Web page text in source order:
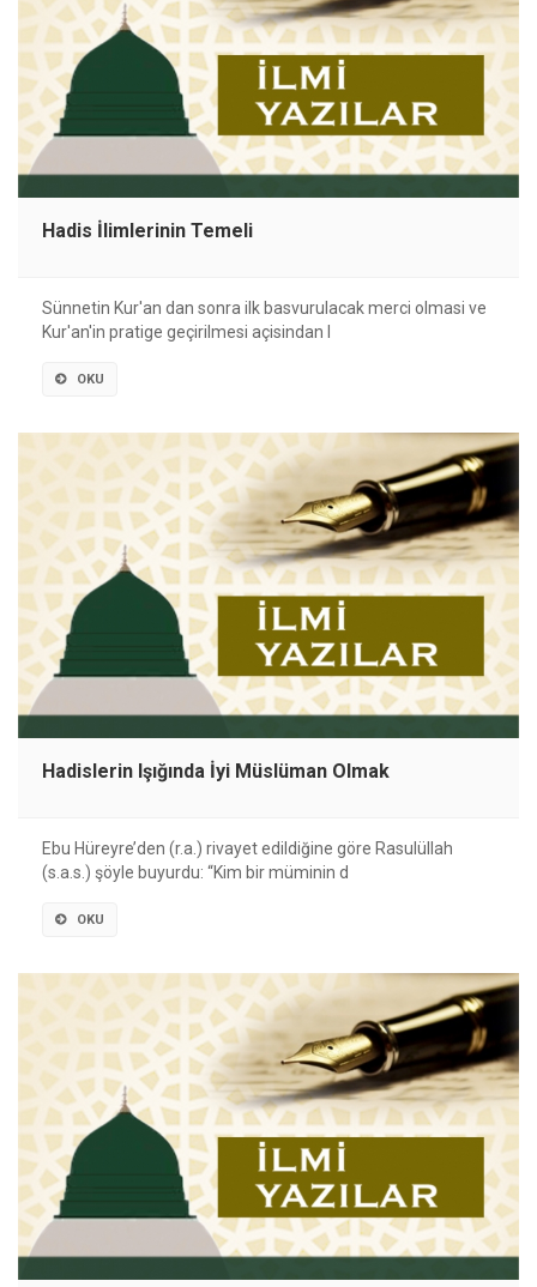
Hadis İlimlerinin Temeli
Sünnetin Kur'an dan sonra ilk basvurulacak merci olmasi ve
Kur'an'in pratige geçirilmesi açisindan I
OKU
Hadislerin Işığında İyi Müslüman Olmak
Ebu Hüreyre’den (r.a.) rivayet edildiğine göre Rasulüllah
(s.a.s.) şöyle buyurdu: “Kim bir müminin d
OKU